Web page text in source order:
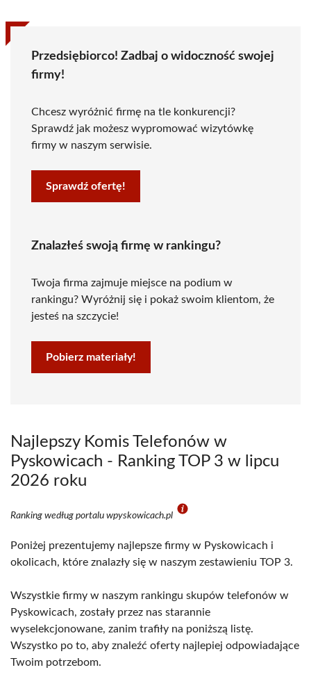
Przedsiębiorco! Zadbaj o widoczność swojej
firmy!
Chcesz wyróżnić firmę na tle konkurencji?
Sprawdź jak możesz wypromować wizytówkę
firmy w naszym serwisie.
Sprawdź ofertę!
Znalazłeś swoją firmę w rankingu?
Twoja firma zajmuje miejsce na podium w
rankingu? Wyróżnij się i pokaż swoim klientom, że
jesteś na szczycie!
Pobierz materiały!
Najlepszy Komis Telefonów w
Pyskowicach - Ranking TOP 3 w lipcu
2026 roku
Ranking według portalu wpyskowicach.pl
Poniżej prezentujemy najlepsze firmy w Pyskowicach i
okolicach, które znalazły się w naszym zestawieniu TOP 3.
Wszystkie firmy w naszym rankingu skupów telefonów w
Pyskowicach, zostały przez nas starannie
wyselekcjonowane, zanim trafiły na poniższą listę.
Wszystko po to, aby znaleźć oferty najlepiej odpowiadające
Twoim potrzebom.